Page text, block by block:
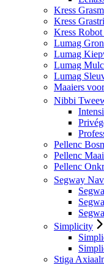
Kress
Kress
Kress Robot
Lumag
Lumag
Lumag
Lumag
Maaiers
Nibbi
Pellenc
Pellenc
Pellenc
Segway
Simplicity
Stiga